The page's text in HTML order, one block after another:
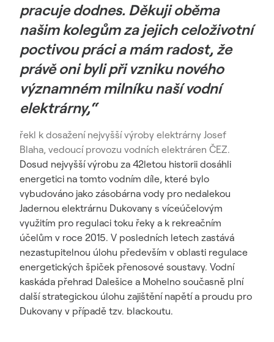
pracuje dodnes. Děkuji oběma
našim kolegům za jejich celoživotní
poctivou práci a mám radost, že
právě oni byli při vzniku nového
významném milníku naší vodní
elektrárny,“
řekl k dosažení nejvyšší výroby elektrárny Josef
Blaha, vedoucí provozu vodních elektráren ČEZ.
Dosud nejvyšší výrobu za 42letou historii dosáhli
energetici na tomto vodním díle, které bylo
vybudováno jako zásobárna vody pro nedalekou
Jadernou elektrárnu Dukovany s víceúčelovým
využitím pro regulaci toku řeky a k rekreačním
účelům v roce 2015. V posledních letech zastává
nezastupitelnou úlohu především v oblasti regulace
energetických špiček přenosové soustavy. Vodní
kaskáda přehrad Dalešice a Mohelno současně plní
další strategickou úlohu zajištění napětí a proudu pro
Dukovany v případě tzv. blackoutu.